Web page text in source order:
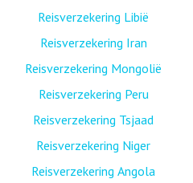
Reisverzekering Libië
Reisverzekering Iran
Reisverzekering Mongolië
Reisverzekering Peru
Reisverzekering Tsjaad
Reisverzekering Niger
Reisverzekering Angola